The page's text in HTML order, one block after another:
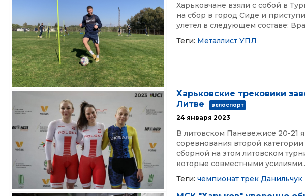
Харьковчане взяли с собой в
на сбор в город Сиде и
улетел в следующем составе:
Теги: Металлист УПЛ
Харьковские трековики
Литве
велоспорт
24 января 2023
В литовском Паневежисе 20-21
соревнования второй
сборной на этом литовском
которые совместными
Теги:чемпионат трек Данильчук